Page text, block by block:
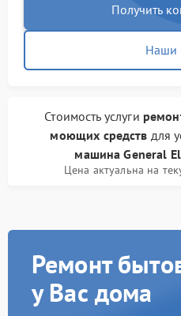
Получить
Наши
Стоимость услуги
моющих средств для
машина General
Цена актуальна на
Ремонт
у Вас дома